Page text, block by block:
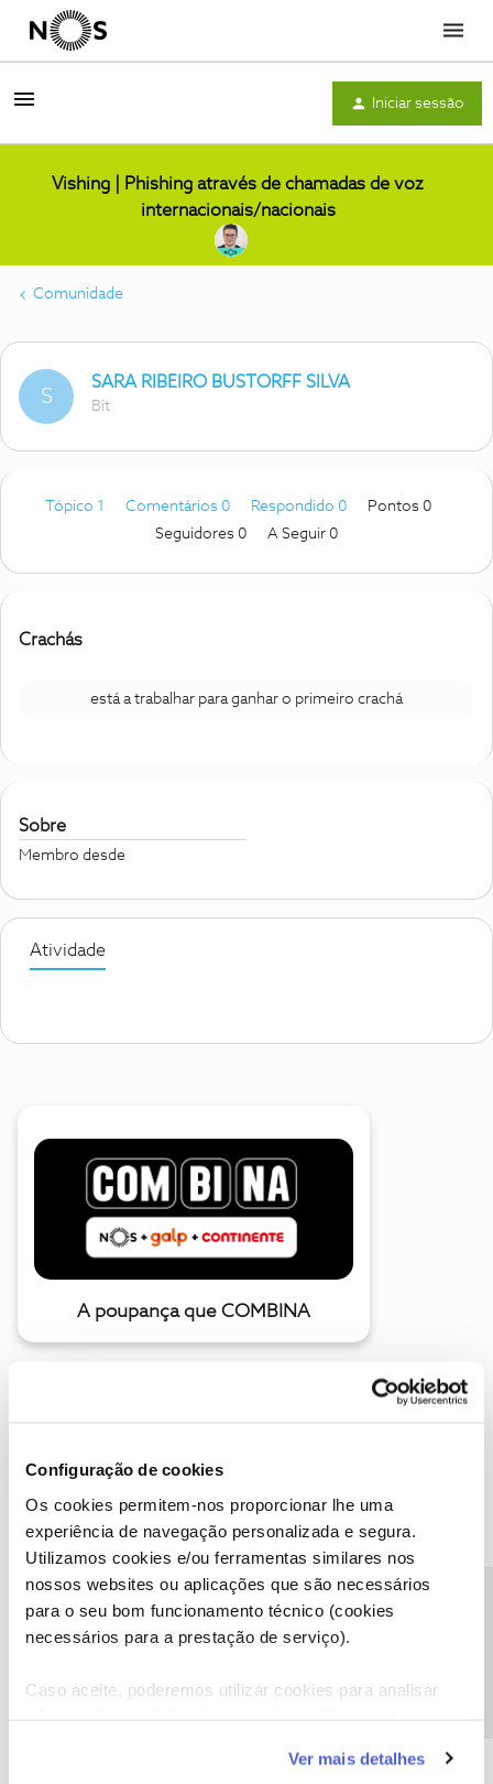
Configuração de cookies
Os cookies permitem-nos proporcionar lhe uma
experiência de navegação personalizada e segura.
Utilizamos cookies e/ou ferramentas similares nos
nossos websites ou aplicações que são necessários
para o seu bom funcionamento técnico (cookies
necessários para a prestação de serviço).
Caso aceite, poderemos utilizar cookies para analisar
funcionalidades (cookies de personalização e
Ver mais detalhes
Menu
Iniciar sessão
Vishing | Phishing através de chamadas de voz
internacionais/nacionais
Comunidade
S
SARA RIBEIRO BUSTORFF SILVA
Bit
Tópico 1 Comentários 0 Respondido 0
Pontos 0
Seguidores 0 A Seguir 0
Crachás
está a trabalhar para ganhar o primeiro crachá
Sobre
Membro desde
Atividade
A poupança que COMBINA
Descubra as novidades de julho